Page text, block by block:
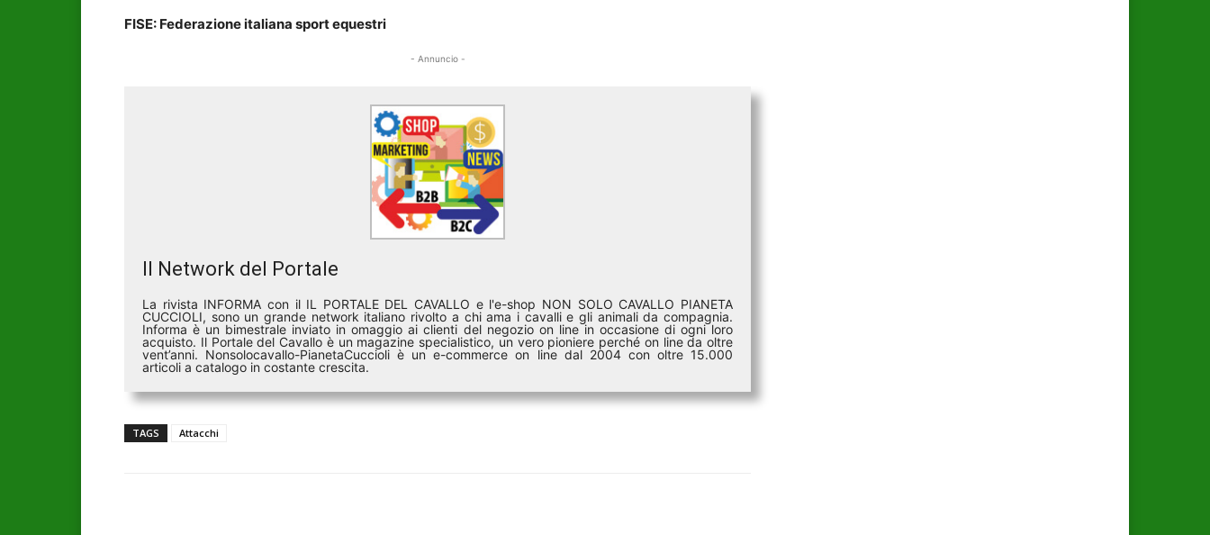
FISE: Federazione italiana sport equestri
- Annuncio -
Il Network del Portale
La rivista INFORMA con il IL PORTALE DEL CAVALLO e l'e-shop NON SOLO CAVALLO PIANETA
CUCCIOLI, sono un grande network italiano rivolto a chi ama i cavalli e gli animali da compagnia.
Informa è un bimestrale inviato in omaggio ai clienti del negozio on line in occasione di ogni loro
acquisto. Il Portale del Cavallo è un magazine specialistico, un vero pioniere perché on line da oltre
vent’anni. Nonsolocavallo-PianetaCuccioli è un e-commerce on line dal 2004 con oltre 15.000
articoli a catalogo in costante crescita.
TAGS Attacchi